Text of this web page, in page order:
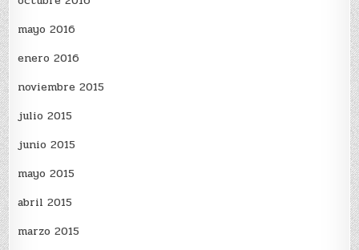
mayo 2016
enero 2016
noviembre 2015
julio 2015
junio 2015
mayo 2015
abril 2015
marzo 2015